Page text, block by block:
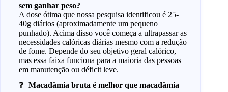
sem ganhar peso?
A dose ótima que nossa pesquisa identificou é 25-
40g diários (aproximadamente um pequeno
punhado). Acima disso você começa a ultrapassar as
necessidades calóricas diárias mesmo com a redução
de fome. Depende do seu objetivo geral calórico,
mas essa faixa funciona para a maioria das pessoas
em manutenção ou déficit leve.
Macadâmia bruta é melhor que macadâmia